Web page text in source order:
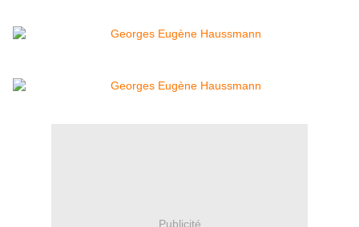
Publicité